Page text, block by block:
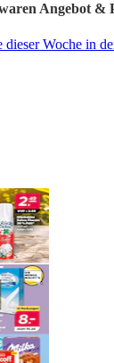
Angebot &
Woche in